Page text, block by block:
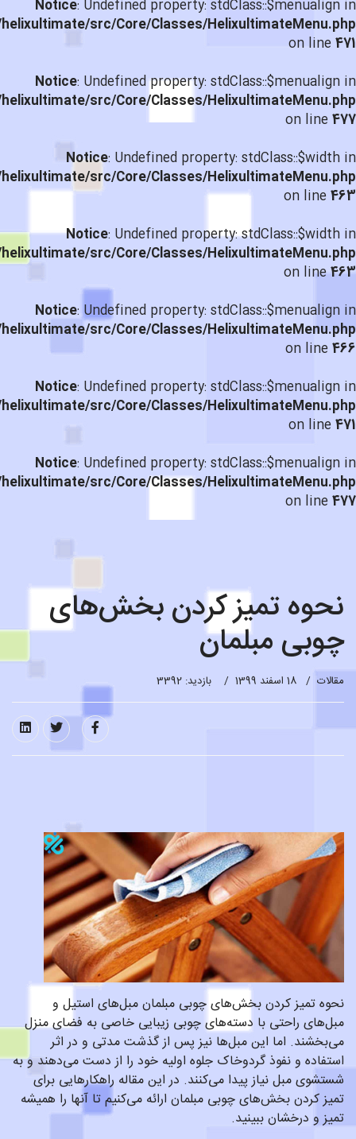
Notice: Undefined property: stdClass::$menualign in
src/Core/Classes/HelixultimateMenu.php
on line471
Notice: Undefined property: stdClass::$menualign in
src/Core/Classes/HelixultimateMenu.php
on line477
Notice: Undefined property: stdClass::$width in
src/Core/Classes/HelixultimateMenu.php
on line463
Notice: Undefined property: stdClass::$width in
src/Core/Classes/HelixultimateMenu.php
on line463
Notice: Undefined property: stdClass::$menualign in
src/Core/Classes/HelixultimateMenu.php
on line466
Notice: Undefined property: stdClass::$menualign in
src/Core/Classes/HelixultimateMenu.php
on line471
Notice: Undefined property: stdClass::$menualign in
src/Core/Classes/HelixultimateMenu.php
on line477
نحوه تمیز کردن بخش‌های
چوبی مبلمان
مقالات 18 اسفند 1399 بازدید: 3392
نحوه تمیز کردن بخش‌های چوبی مبلمان مبل‌های استیل و
مبل‌های راحتی با دسته‌های چوبی زیبایی خاصی به فضای منزل
می‌بخشند. اما این مبل‌ها نیز پس از گذشت مدتی و در اثر
استفاده و نفوذ گردوخاک جلوه اولیه خود را از دست می‌دهند و به
شستشوی مبل نیاز پیدا می‌کنند. در این مقاله راهکارهایی برای
تمیز کردن بخش‌های چوبی مبلمان ارائه می‌کنیم تا آنها را همیشه
تمیز و درخشان ببینید.